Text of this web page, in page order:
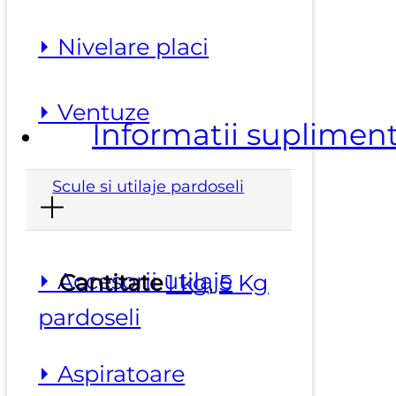
⏵ Nivelare placi
⏵ Ventuze
Scule si utilaje pardoseli
⏵ Accesorii utilaje
pardoseli
⏵ Aspiratoare
Informatii
Cantitate1 kg,5 Kg